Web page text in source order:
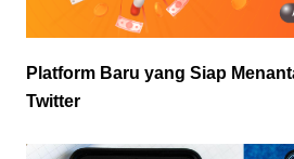
Platform Baru yang Siap
Twitter